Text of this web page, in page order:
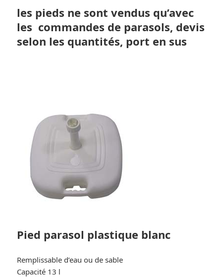
les pieds ne sont vendus qu’avec
les commandes de parasols, devis
selon les quantités, port en sus
Pied parasol plastique blanc
Remplissable d’eau ou de sable
Capacité 13 l